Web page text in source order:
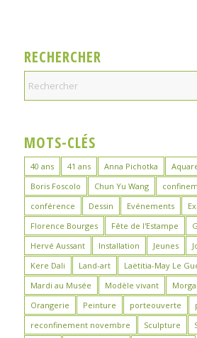
RECHERCHER
MOTS-CLÉS
40 ans 41 ans Anna Pichotka
Boris Foscolo
Chun Yu Wang
conférence
Dessin Evénements
Florence Bourges
Fête de l'Estampe
Hervé Aussant
Installation Jeunes
Kere Dali
Land-art Laëtitia-May Le
Mardi au Musée
Modèle vivant
Orangerie
Peinture porteouverte
reconfinement novembre
Sculpture